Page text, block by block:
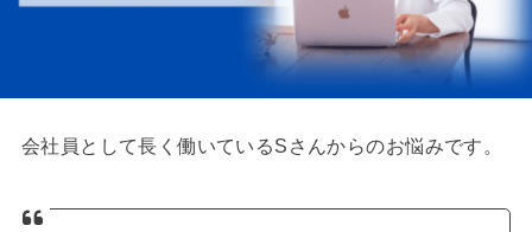
会社員として長く働いているSさんからのお悩みです。